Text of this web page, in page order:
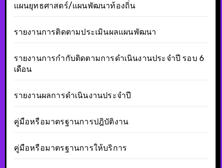
แผนยุทธศาสตร์/แผนพัฒนาท้องถิ่น
รายงานการติดตามประเมินผลแผนพัฒนา
รายงานการกำกับติดตามการดำเนินงานประจำปี รอบ 6
เดือน
รายงานผลการดำเนินงานประจำปี
คู่มือหรือมาตรฐานการปฎิบัติงาน
คู่มือหรือมาตรฐานการให้บริการ